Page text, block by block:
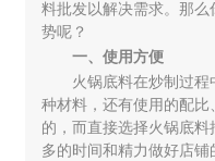
料批发以解决需求。那
势呢？
一、使用方便
火锅底料在炒制过程
种材料，还有使用的配
的，而直接选择火锅底
多的时间和精力做好店铺